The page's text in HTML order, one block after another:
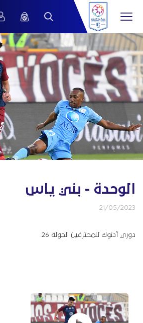
الوحدة - بني ياس
21/05/2023
دوري أدنوك للمحترفين الجولة 26